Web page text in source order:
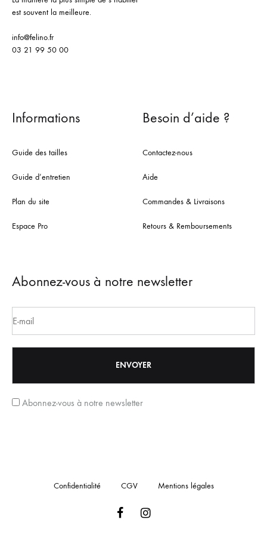
est souvent la meilleure.
info@felino.fr
03 21 99 50 00
Informations
Guide des tailles
Guide d’entretien
Plan du site
Espace Pro
Besoin d’aide ?
Contactez-nous
Aide
Commandes & Livraisons
Retours & Remboursements
Abonnez-vous à notre newsletter
Abonnez-vous à notre newsletter
Confidentialité CGV Mentions légales
FacebookInstagram